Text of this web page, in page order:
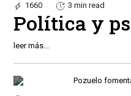
1660
3 min read
Política y
leer más...